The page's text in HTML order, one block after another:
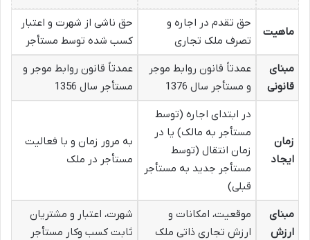
ماهیت
حق تقدم در اجاره و
تصرف ملک تجاری
حق ناشی از شهرت و اعتبار
کسب شده توسط مستأجر
مبنای
قانونی
عمدتاً قانون روابط موجر
و مستأجر سال 1376
عمدتاً قانون روابط موجر و
مستأجر سال 1356
زمان
ایجاد
در ابتدای اجاره (توسط
مستأجر به مالک) یا در
زمان انتقال (توسط
مستأجر جدید به مستأجر
قبلی)
به مرور زمان و با فعالیت
مستأجر در ملک
مبنای
ارزش
موقعیت، امکانات و
ارزش تجاری ذاتی ملک
شهرت، اعتبار و مشتریان
ثابت کسب وکار مستأجر